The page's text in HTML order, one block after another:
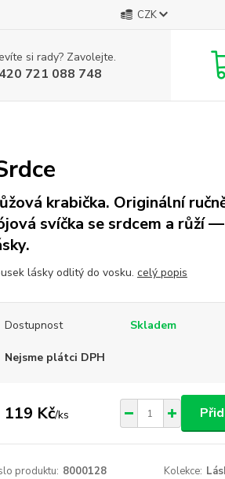
CZK
si rady? Zavolejte.
721 088 748
krabička. Originální
svíčka se srdcem a růží
lásky odlitý do vosku. celý popis
Dostupnost Skladem
Nejsme plátci DPH
119 Kč/ks
produktu: 8000128 Kolekce: